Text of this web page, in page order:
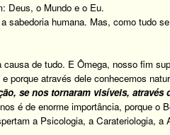
Deus, o Mundo e o Eu.
sabedoria humana. Mas, como tudo
de tudo. E Ômega, nosso fim
porque através dele conhecemos
se nos tornaram visíveis, através
é de enorme importância, porque
a Psicologia, a Carateriologia,